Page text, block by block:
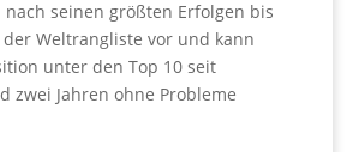
seinen größten Erfolgen bis
Weltrangliste vor und kann
unter den Top 10 seit
zwei Jahren ohne Probleme